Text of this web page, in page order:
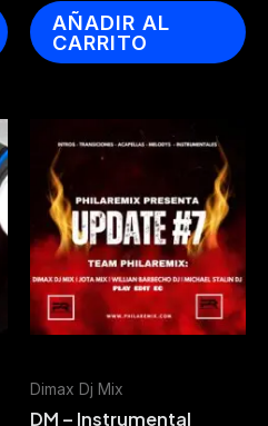
AÑADIR AL
CARRITO
Dimax Dj Mix
DM – Instrumental